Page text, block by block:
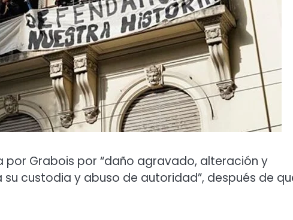
Grabois por “daño agravado, alteración y
custodia y abuso de autoridad”, después de